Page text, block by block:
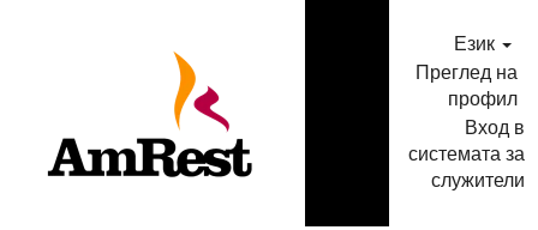
Език
Преглед на
профил
Вход в
системата за
служители